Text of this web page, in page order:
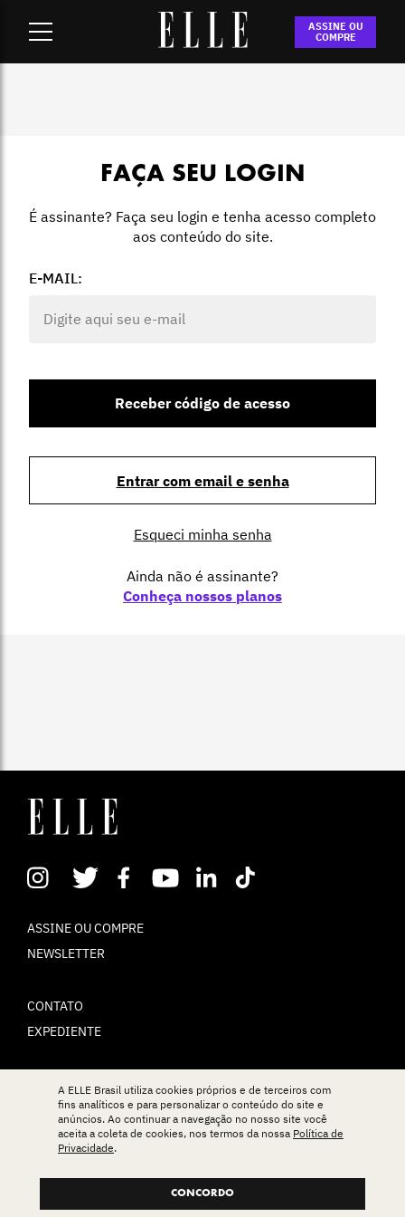
ASSINE OU
COMPRE
FAÇA SEU LOGIN
É assinante? Faça seu login e tenha acesso completo
aos conteúdo do site.
E-MAIL:
Receber código de acesso
Entrar com email e senha
Esqueci minha senha
Ainda não é assinante?
Conheça nossos planos
ASSINE OU COMPRE
NEWSLETTER
CONTATO
EXPEDIENTE
POLÍTICA DE PRIVACIDADE
TERMOS DE USO
A ELLE Brasil utiliza cookies próprios e de terceiros com
fins analíticos e para personalizar o conteúdo do site e
anúncios. Ao continuar a navegação no nosso site você
aceita a coleta de cookies, nos termos da nossa Política de
Privacidade.
CONCORDO